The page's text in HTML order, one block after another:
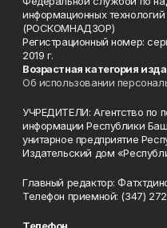
информационных
(РОСКОМНАДЗОР)
Регистрационный номер:
2019 г.
Возрастная категория
Об использовании
УЧРЕДИТЕЛИ: Агентство по
информации Республики
унитарное предприятие
Издательский дом
Главный редактор:
Телефон приемной: (347)